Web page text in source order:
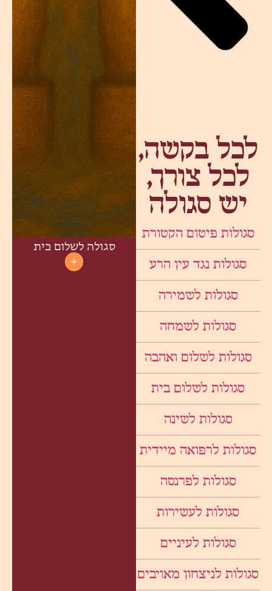
לכל בקשה,
לכל צורך,
יש סגולה
סגולות פיטום הקטורת
סגולות נגד עין הרע
סגולות לשמירה
סגולות לשמחה
סגולות לשלום ואהבה
סגולות לשלום בית
סגולות לשינה
סגולות לרפואה מיידית
סגולות לפרנסה
סגולות לעשירות
סגולות לעיניים
סגולות לניצחון מאויבים
סגולה לשלום בית